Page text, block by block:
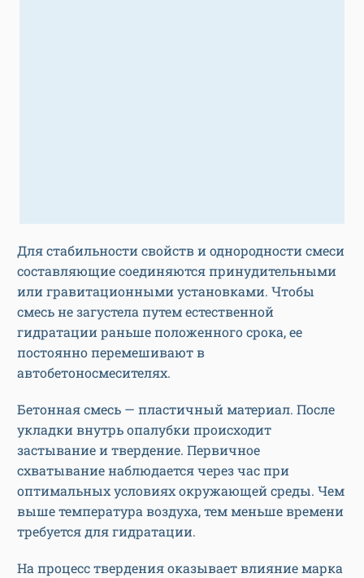
Для стабильности свойств и однородности смеси
составляющие соединяются принудительными
или гравитационными установками. Чтобы
смесь не загустела путем естественной
гидратации раньше положенного срока, ее
постоянно перемешивают в
автобетоносмесителях.
Бетонная смесь — пластичный материал. После
укладки внутрь опалубки происходит
застывание и твердение. Первичное
схватывание наблюдается через час при
оптимальных условиях окружающей среды. Чем
выше температура воздуха, тем меньше времени
требуется для гидратации.
На процесс твердения оказывает влияние марка